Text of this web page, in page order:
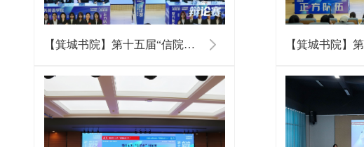
【箕城书院】第十五届“信院杯”辩论赛决赛